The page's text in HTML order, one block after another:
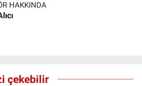
HAKKINDA
çekebilir